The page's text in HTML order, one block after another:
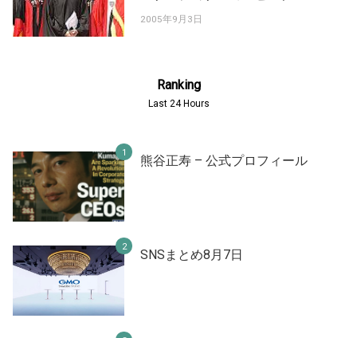
2005年9月3日
Ranking
Last 24 Hours
熊谷正寿 – 公式プロフィール
SNSまとめ8月7日